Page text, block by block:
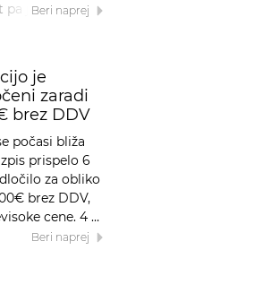
pa je v sklopu te
Beri naprej
je
zaradi
brez DDV
počasi bliža
prispelo 6
za obliko
brez DDV,
cene. 4 …
Beri naprej